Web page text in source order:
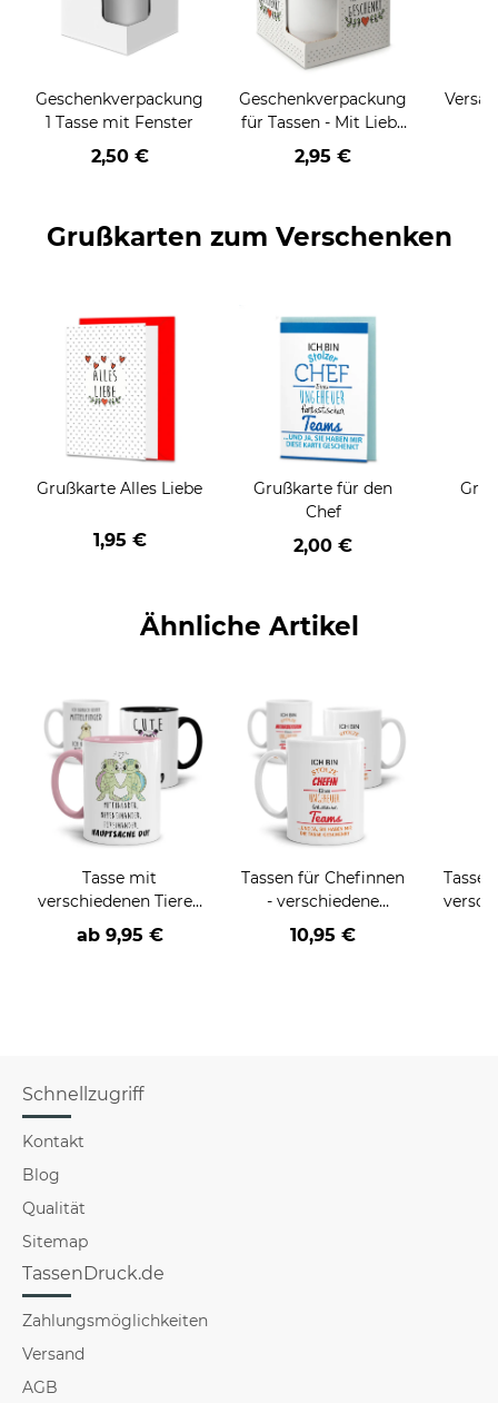
Geschenkverpackung
1 Tasse mit Fenster
2,50 €
Geschenkverpackung
für Tassen - Mit Liebe
geschenkt
2,95 €
Grußkarten zum Verschenken
Grußkarte Alles Liebe
1,95 €
Grußkarte für den
Chef
2,00 €
Ähnliche Artikel
Tasse mit
verschiedenen Tieren
und Sprüchen
ab 9,95 €
Tassen für Chefinnen
- verschiedene
Bezeichnungen
10,95 €
Tasse
Schnellzugriff
Kontakt
Blog
Qualität
Sitemap
TassenDruck.de
Zahlungsmöglichkeiten
Versand
AGB